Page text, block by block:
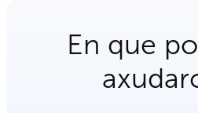
En que